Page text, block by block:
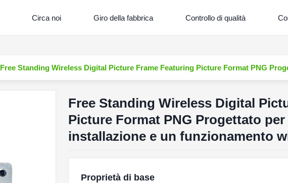
Circa noi Giro della fabbrica Controllo di qualità
Free Standing Wireless Digital Picture Frame Featuring Picture Format PNG
Free Standing Wireless Digital
Picture Format PNG Progettato
installazione e un funzionamento
Proprietà di base